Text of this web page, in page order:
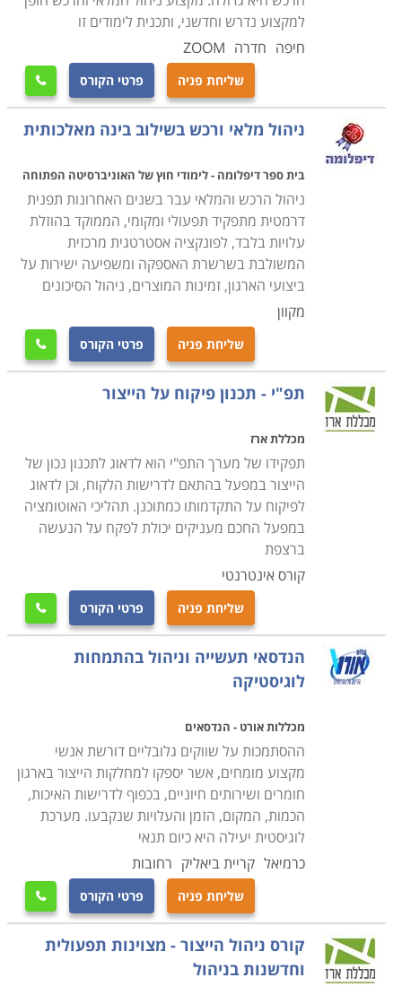
למקצוע נדרש וחדשני, ותכנית לימודים זו
חיפה חדרה ZOOM
שליחת פניה פרטי הקורס 
ניהול מלאי ורכש בשילוב בינה מאלכותית
בית ספר דיפלומה - לימודי חוץ של האוניברסיטה הפתוחה
ניהול הרכש והמלאי עבר בשנים האחרונות תפנית
דרמטית מתפקיד תפעולי ומקומי, הממוקד בהוזלת
עלויות בלבד, לפונקציה אסטרטגית מרכזית
המשולבת בשרשרת האספקה ומשפיעה ישירות על
ביצועי הארגון, זמינות המוצרים, ניהול הסיכונים
מקוון
שליחת פניה פרטי הקורס 
תפ"י - תכנון פיקוח על הייצור
מכללת ארז
תפקידו של מערך התפ"י הוא לדאוג לתכנון נכון של
הייצור במפעל בהתאם לדרישות הלקוח, וכן לדאוג
לפיקוח על התקדמותו כמתוכנן. תהליכי האוטומציה
במפעל החכם מעניקים יכולת לפקח על הנעשה
ברצפת
קורס אינטרנטי
שליחת פניה פרטי הקורס 
הנדסאי תעשייה וניהול בהתמחות
לוגיסטיקה
מכללות אורט - הנדסאים
ההסתמכות על שווקים גלובליים דורשת אנשי
מקצוע מומחים, אשר יספקו למחלקות הייצור בארגון
חומרים ושירותים חיוניים, בכפוף לדרישות האיכות,
הכמות, המקום, הזמן והעלויות שנקבעו. מערכת
לוגיסטית יעילה היא כיום תנאי
כרמיאל קריית ביאליק רחובות
שליחת פניה פרטי הקורס 
קורס ניהול הייצור - מצוינות תפעולית
וחדשנות בניהול